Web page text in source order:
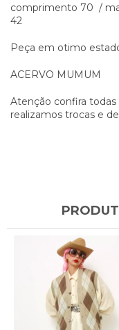
comprimento 70 /
42
Peça em otimo
ACERVO MUMUM
Atenção confira
realizamos trocas e